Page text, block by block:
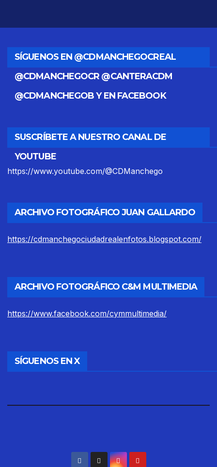
SÍGUENOS EN @CDMANCHEGOCREAL
@CDMANCHEGOCR @CANTERACDM
@CDMANCHEGOB Y EN FACEBOOK
SUSCRÍBETE A NUESTRO CANAL DE
YOUTUBE
https://www.youtube.com/@CDManchego
ARCHIVO FOTOGRÁFICO JUAN GALLARDO
https://cdmanchegociudadrealenfotos.blogspot.com/
ARCHIVO FOTOGRÁFICO C&M MULTIMEDIA
https://www.facebook.com/cymmultimedia/
SÍGUENOS EN X